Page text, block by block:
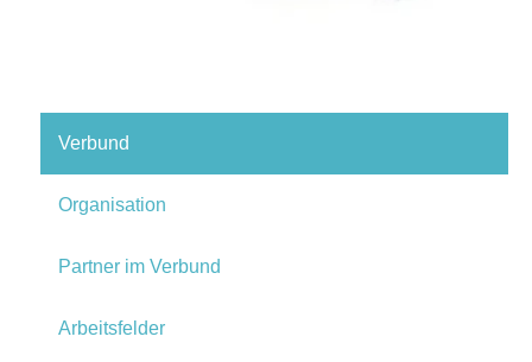
Verbund
Organisation
Partner im Verbund
Arbeitsfelder